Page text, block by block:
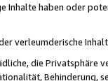
Inhalte haben oder
verleumderische
die Privatsphäre
Behinderung,